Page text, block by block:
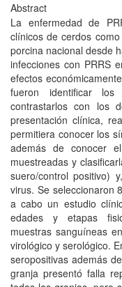
Abstract
La enfermedad de
clínicos de cerdos
porcina nacional desde
infecciones con PRRS
efectos
fueron identificar
contrastarlos con los
presentación clínica,
permitiera conocer los
además de conocer
muestreadas y
suero/control positivo)
virus. Se seleccionaron
a cabo un estudio
edades y etapas
muestras sanguíneas
virológico y serológico.
seropositivas además
granja presentó falla